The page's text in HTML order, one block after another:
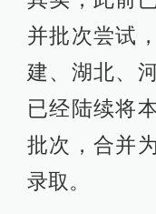
并批次尝试
建、湖北、
已经陆续将
批次，合并
录取。